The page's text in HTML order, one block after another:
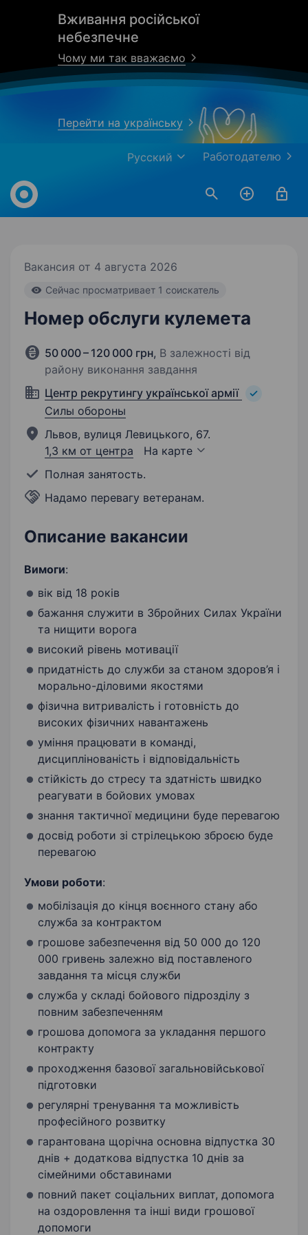
Вживання російської
небезпечне
Чому ми так вважаємо
Перейти на українську
Работодателю
Русский
Work.ua
Вакансия от 4 августа 2026
Cейчас просматривает 1 соискатель
Номер обслуги кулемета
50 000 – 120 000 грн, В залежності від
району виконання завдання
Центр рекрутингу української армії
Силы обороны
Львов, вулиця Левицького, 67.
1,3 км от центра
На карте
Полная занятость.
Надамо перевагу ветеранам.
Описание вакансии
Вимоги:
вік від 18 років
бажання служити в Збройних Силах України
та нищити ворога
високий рівень мотивації
придатність до служби за станом здоров’я і
морально-діловими якостями
фізична витривалість і готовність до
високих фізичних навантажень
уміння працювати в команді,
дисциплінованість і відповідальність
стійкість до стресу та здатність швидко
реагувати в бойових умовах
знання тактичної медицини буде перевагою
досвід роботи зі стрілецькою зброєю буде
перевагою
Умови роботи:
мобілізація до кінця воєнного стану або
служба за контрактом
грошове забезпечення від 50 000 до 120
000 гривень залежно від поставленого
завдання та місця служби
служба у складі бойового підрозділу з
повним забезпеченням
грошова допомога за укладання першого
контракту
проходження базової загальновійськової
підготовки
регулярні тренування та можливість
професійного розвитку
гарантована щорічна основна відпустка 30
днів + додаткова відпустка 10 днів за
сімейними обставинами
повний пакет соціальних виплат, допомога
на оздоровлення та інші види грошової
допомоги